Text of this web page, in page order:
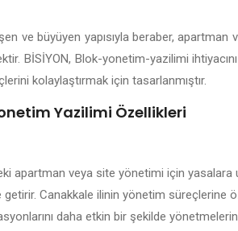
ve büyüyen yapısıyla beraber,
BİSİYON, Blok-yonetim-yazilimi
kolaylaştırmak için tasarlanmıştır.
Yazilimi Özellikleri
apartman veya site yönetimi için yasalara
Canakkale ilinin yönetim süreçlerine
daha etkin bir şekilde